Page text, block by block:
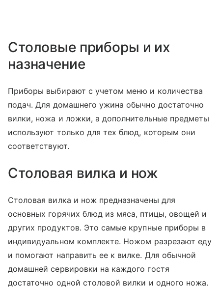
Столовые приборы и их
назначение
Приборы выбирают с учетом меню и количества
подач. Для домашнего ужина обычно достаточно
вилки, ножа и ложки, а дополнительные предметы
используют только для тех блюд, которым они
соответствуют.
Столовая вилка и нож
Столовая вилка и нож предназначены для
основных горячих блюд из мяса, птицы, овощей и
других продуктов. Это самые крупные приборы в
индивидуальном комплекте. Ножом разрезают еду
и помогают направить ее к вилке. Для обычной
домашней сервировки на каждого гостя
достаточно одной столовой вилки и одного ножа.